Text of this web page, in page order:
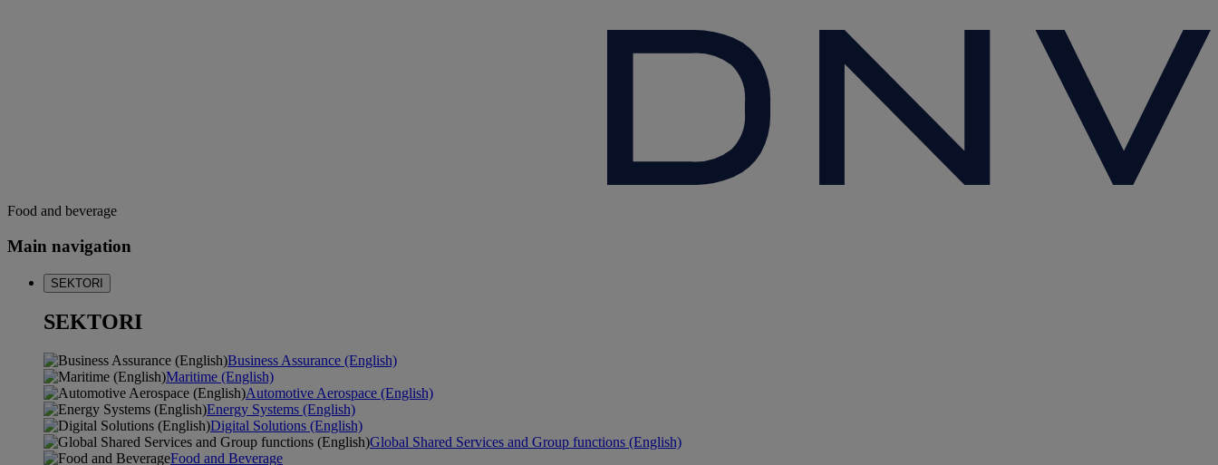
Food and beverage
Main navigation
SEKTORI
SEKTORI
Business Assurance (English)
Maritime (English)
Automotive Aerospace (English)
Energy Systems (English)
Digital Solutions (English)
Global Shared Services and Group functions (English)
Food and Beverage